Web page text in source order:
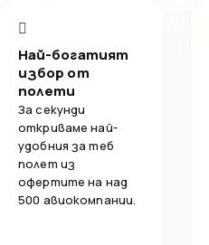
Най-богатият
избор от
полети
За секунди
откриваме най-
удобния за теб
полет из
офертите на над
500 авиокомпании.